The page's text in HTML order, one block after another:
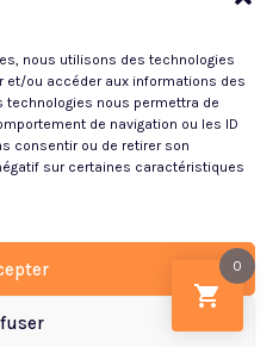
nous utilisons des technologies
ou accéder aux informations des
technologies nous permettra de
de navigation ou les ID
consentir ou de retirer son
sur certaines caractéristiques
0